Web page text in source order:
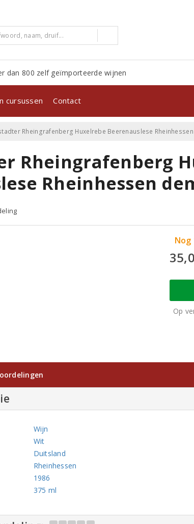
dan 800 zelf geïmporteerde wijnen
cursussen Contact
Rheingrafenberg Huxelrebe Beerenauslese
Rheingrafenberg
Rheinhessen
Nog
Op
Wijn
Wit
Duitsland
Rheinhessen
1986
375 ml